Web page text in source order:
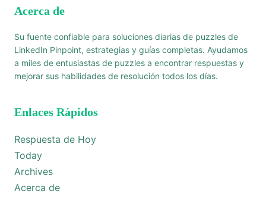
Acerca de
Su fuente confiable para soluciones diarias de puzzles de
LinkedIn Pinpoint, estrategias y guías completas. Ayudamos
a miles de entusiastas de puzzles a encontrar respuestas y
mejorar sus habilidades de resolución todos los días.
Enlaces Rápidos
Respuesta de Hoy
Today
Archives
Acerca de